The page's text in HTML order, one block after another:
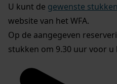
U kunt de gewenste stukken
website van het WFA.
Op de aangegeven
stukken om 9.30 uur voor u